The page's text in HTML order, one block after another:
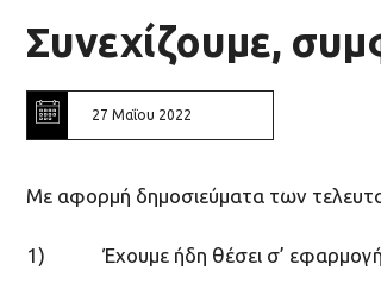
Συνεχίζουμε,
27 Μαΐου 2022
Με αφορμή δημοσιεύματα των
1) Έχουμε ήδη θέσει σ’ εφαρμογή